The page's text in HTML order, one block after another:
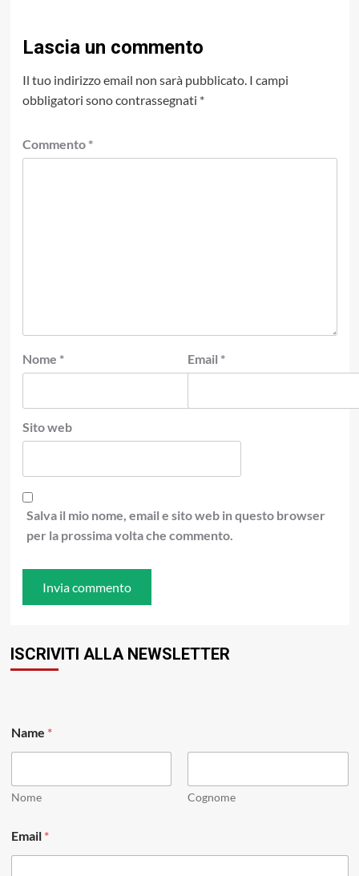
Lascia un commento
Il tuo indirizzo email non sarà pubblicato. I campi
obbligatori sono contrassegnati *
Commento *
Nome * Email *
Sito web
Salva il mio nome, email e sito web in questo browser
per la prossima volta che commento.
ISCRIVITI ALLA NEWSLETTER
Name *
Nome Cognome
m
a
Email *